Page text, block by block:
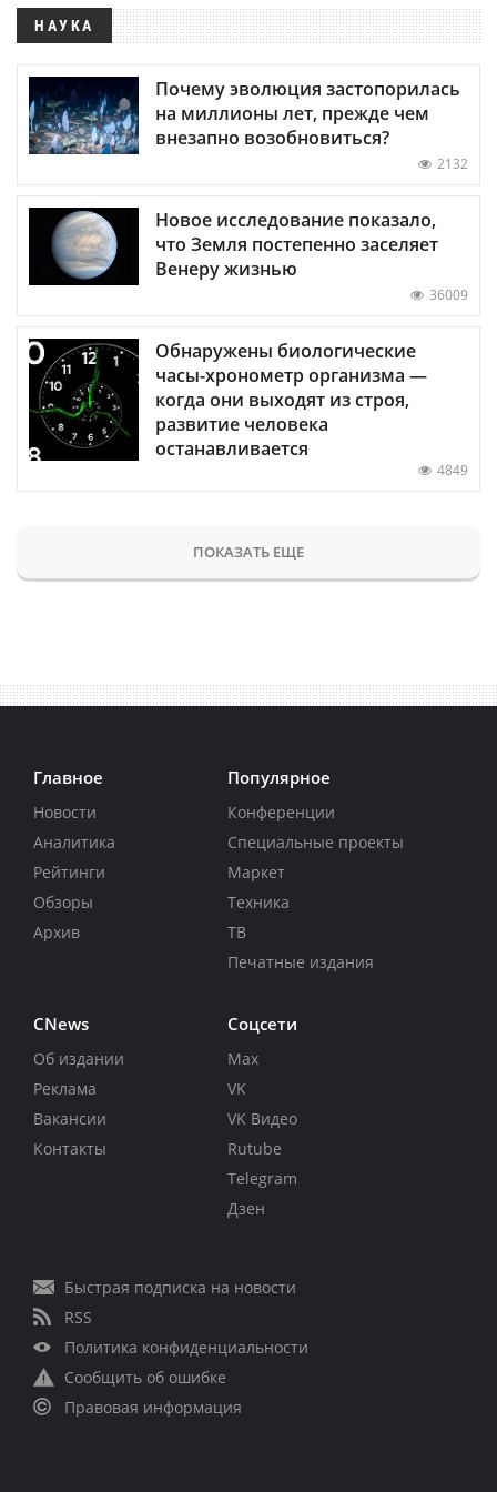
НАУКА
Почему эволюция застопорилась
на миллионы лет, прежде чем
внезапно возобновиться?
2132
Новое исследование показало,
что Земля постепенно заселяет
Венеру жизнью
36009
Обнаружены биологические
часы-хронометр организма —
когда они выходят из строя,
развитие человека
останавливается
4849
ПОКАЗАТЬ ЕЩЕ
Главное
Новости
Аналитика
Рейтинги
Обзоры
Архив
Популярное
Конференции
Специальные проекты
Маркет
Техника
ТВ
Печатные издания
CNews
Об издании
Реклама
Вакансии
Контакты
Соцсети
Max
VK
VK Видео
Rutube
Telegram
Дзен
Быстрая подписка на новости
RSS
Политика конфиденциальности
Сообщить об ошибке
Правовая информация